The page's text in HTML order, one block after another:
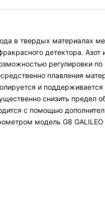
в твердых материалах
детектора.
регулировки
плавления
и
снизить
с помощью
модель G8